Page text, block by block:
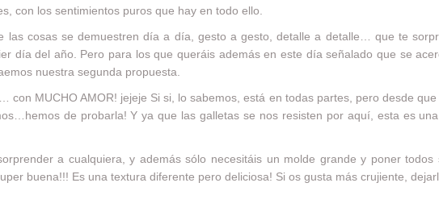
con los sentimientos puros que hay en todo ello.
las cosas se demuestren día a día, gesto a gesto, detalle a detalle… que te
día del año. Pero para los que queráis además en este día señalado que se
nuestra segunda propuesta.
con MUCHO AMOR! jejeje Si si, lo sabemos, está en todas partes, pero desde
de probarla! Y ya que las galletas se nos resisten por aquí, esta es
a cualquiera, y además sólo necesitáis un molde grande y poner
buena!!! Es una textura diferente pero deliciosa! Si os gusta más crujiente,